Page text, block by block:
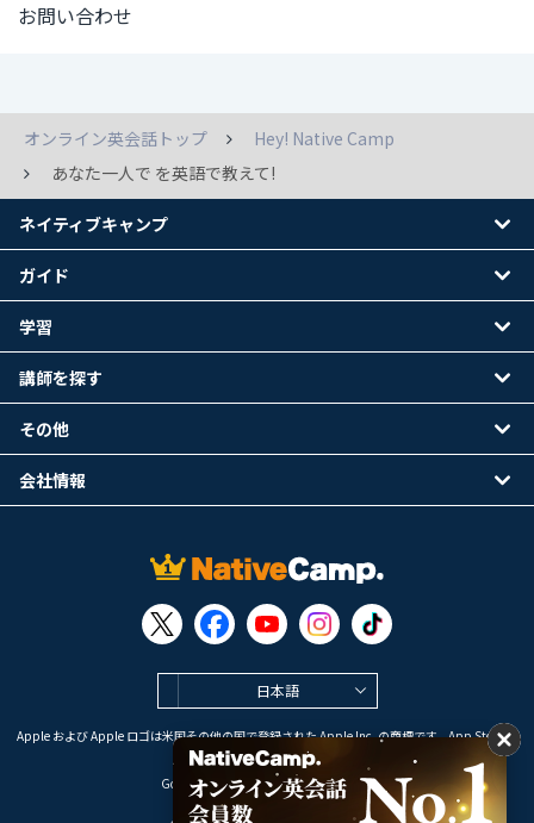
お問い合わせ
オンライン英会話トップ
Hey! Native Camp
あなた一人で を英語で教えて!
日本語
Apple および Apple ロゴは米国その他の国で登録された Apple Inc. の商標です。App Store は
Apple Inc. のサービスマークです。
Google Play は Google LLC の商標です。
ネイティブキャンプ
ガイド
学習
講師を探す
その他
会社情報